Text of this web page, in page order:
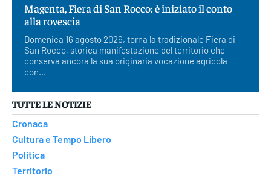
Magenta, Fiera di San Rocco: è iniziato il conto
alla rovescia
Domenica 16 agosto 2026, torna la tradizionale Fiera di
San Rocco, storica manifestazione del territorio che
conserva ancora la sua originaria vocazione agricola
con...
TUTTE LE NOTIZIE
Cronaca
Cultura e Tempo Libero
Politica
Territorio